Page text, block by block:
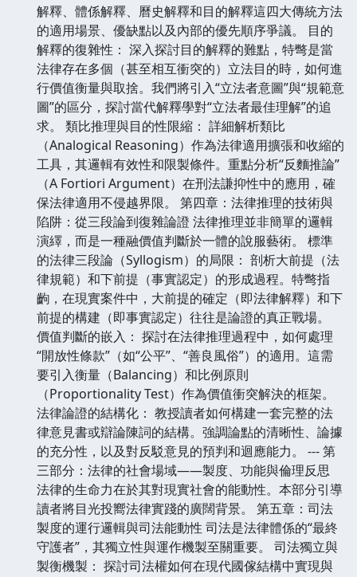
解釋、體係解釋、曆史解釋和目的解釋這四大傳統方法
的適用場景、優缺點以及內部的優先順序爭議。 目的
解釋的復雜性： 深入探討目的解釋的難點，特彆是當
法律存在多個（甚至相互衝突的）立法目的時，如何進
行價值衡量與取捨。我們將引入“立法者意圖”與“規範意
圖”的區分，探討當代解釋學對“立法者最佳理解”的追
求。 類比推理與目的性限縮： 詳細解析類比
（Analogical Reasoning）作為法律適用擴張和收縮的
工具，其邏輯有效性和限製條件。重點分析“反麵推論”
（A Fortiori Argument）在刑法謙抑性中的應用，確
保法律適用不侵越界限。 第四章：法律推理的技術與
陷阱：從三段論到復雜論證 法律推理並非簡單的邏輯
演繹，而是一種融價值判斷於一體的說服藝術。 標準
的法律三段論（Syllogism）的局限： 剖析大前提（法
律規範）和下前提（事實認定）的形成過程。特彆指
齣，在現實案件中，大前提的確定（即法律解釋）和下
前提的構建（即事實認定）往往是論證的真正戰場。
價值判斷的嵌入： 探討在法律推理過程中，如何處理
“開放性條款”（如“公平”、“善良風俗”）的適用。這需
要引入衡量（Balancing）和比例原則
（Proportionality Test）作為價值衝突解決的框架。
法律論證的結構化： 教授讀者如何構建一套完整的法
律意見書或辯論陳詞的結構。強調論點的清晰性、論據
的充分性，以及對反駁意見的預判和迴應能力。 --- 第
三部分：法律的社會場域——製度、功能與倫理反思
法律的生命力在於其對現實社會的能動性。本部分引導
讀者將目光投嚮法律實踐的廣闊背景。 第五章：司法
製度的運行邏輯與司法能動性 司法是法律體係的“最終
守護者”，其獨立性與運作機製至關重要。 司法獨立與
製衡機製： 探討司法權如何在現代國傢結構中實現與